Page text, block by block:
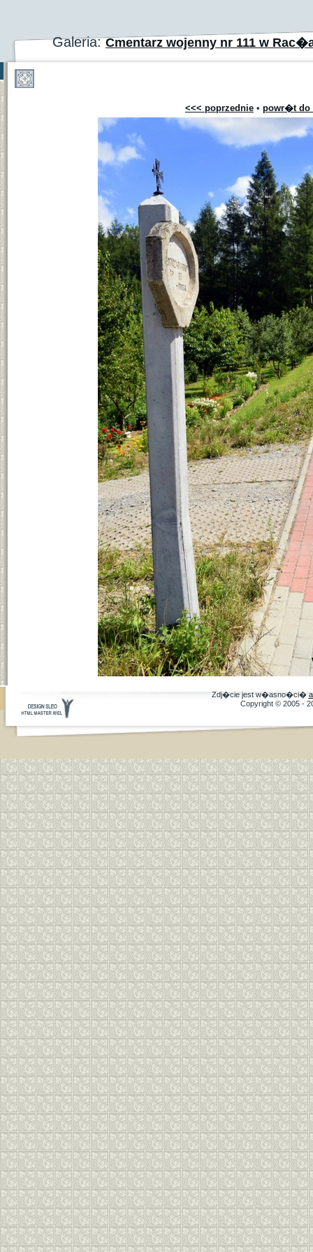
Galeria:Cmentarz wojenny nr 111 w
<<< poprzednie • powr�t do
Zdj�cie jest w�asno�ci�
Copyright © 2005 -